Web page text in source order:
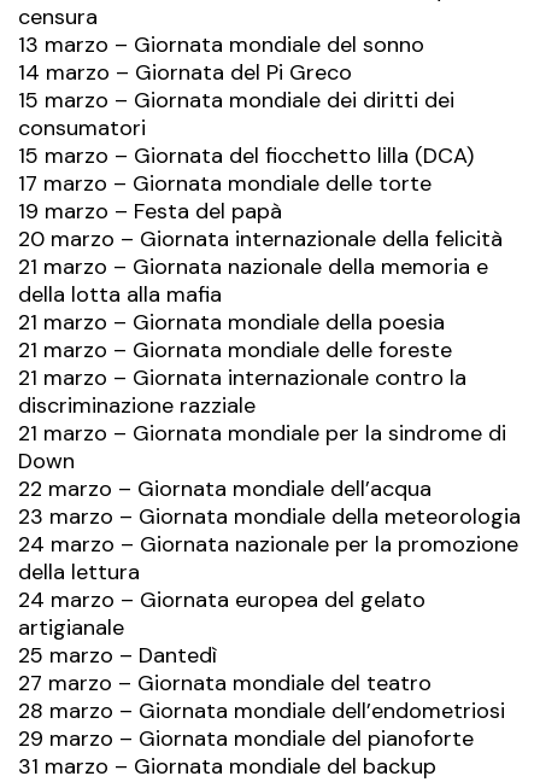
censura
13 marzo – Giornata mondiale del sonno
14 marzo – Giornata del Pi Greco
15 marzo – Giornata mondiale dei diritti dei
consumatori
15 marzo – Giornata del fiocchetto lilla (DCA)
17 marzo – Giornata mondiale delle torte
19 marzo – Festa del papà
20 marzo – Giornata internazionale della felicità
21 marzo – Giornata nazionale della memoria e
della lotta alla mafia
21 marzo – Giornata mondiale della poesia
21 marzo – Giornata mondiale delle foreste
21 marzo – Giornata internazionale contro la
discriminazione razziale
21 marzo – Giornata mondiale per la sindrome di
Down
22 marzo – Giornata mondiale dell’acqua
23 marzo – Giornata mondiale della meteorologia
24 marzo – Giornata nazionale per la promozione
della lettura
24 marzo – Giornata europea del gelato
artigianale
25 marzo – Dantedì
27 marzo – Giornata mondiale del teatro
28 marzo – Giornata mondiale dell’endometriosi
29 marzo – Giornata mondiale del pianoforte
31 marzo – Giornata mondiale del backup